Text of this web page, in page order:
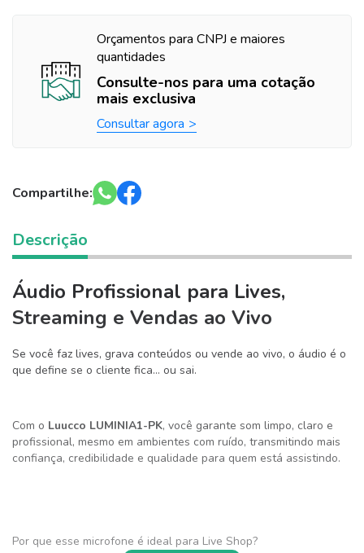
Orçamentos para CNPJ e maiores
quantidades
Consulte-nos para uma cotação
mais exclusiva
Consultar agora
Compartilhe:
Descrição
Áudio Profissional para Lives,
Streaming e Vendas ao Vivo
Se você faz lives, grava conteúdos ou vende ao vivo, o áudio é o
que define se o cliente fica… ou sai.
Com o Luucco LUMINIA1-PK, você garante som limpo, claro e
profissional, mesmo em ambientes com ruído, transmitindo mais
confiança, credibilidade e qualidade para quem está assistindo.
Por que esse microfone é ideal para Live Shop?